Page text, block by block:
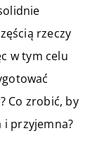
rzeczy
w tym celu
Co zrobić, by
i przyjemna?